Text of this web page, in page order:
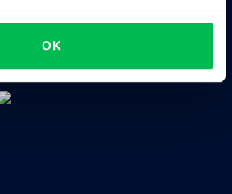
OK
tiempo, el rendimiento y la